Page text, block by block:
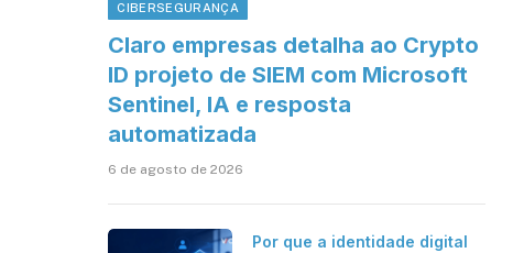
CIBERSEGURANÇA
Claro empresas detalha ao Crypto
ID projeto de SIEM com Microsoft
Sentinel, IA e resposta
automatizada
6 de agosto de 2026
Por que a identidade digital